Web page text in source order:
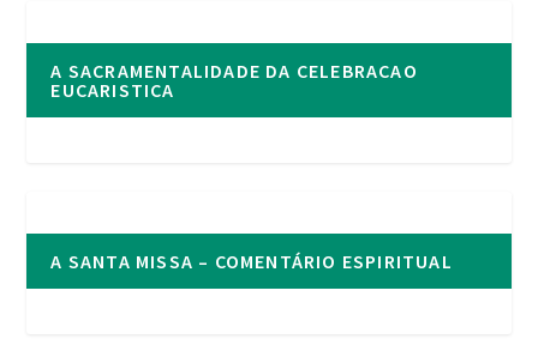
A SACRAMENTALIDADE DA CELEBRACAO
EUCARISTICA
A SANTA MISSA – COMENTÁRIO ESPIRITUAL